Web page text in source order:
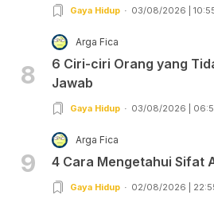
Gaya Hidup 03/08/2026 |
8
Arga Fica
6 Ciri-ciri Orang yang
Jawab
Gaya Hidup 03/08/2026 |
9
Arga Fica
4 Cara Mengetahui Sifat
Gaya Hidup 02/08/2026 |